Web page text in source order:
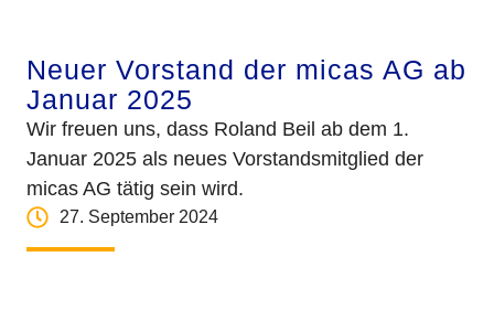
Neuer Vorstand der micas AG ab
Januar 2025
Wir freuen uns, dass Roland Beil ab dem 1.
Januar 2025 als neues Vorstandsmitglied der
micas AG tätig sein wird.
27. September 2024